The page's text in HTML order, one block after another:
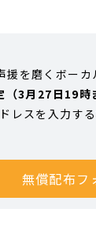
援を磨くボ
（3月27日19時
レスを入力す
無償配布フ